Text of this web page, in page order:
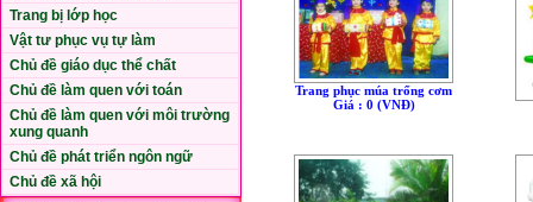
Trang bị lớp học
Vật tư phục vụ tự làm
Chủ đề giáo dục thể chất
Chủ đề làm quen với toán
Chủ đề làm quen với môi trường
xung quanh
Chủ đề phát triển ngôn ngữ
Chủ đề xã hội
Trang phục múa trống cơm
Giá : 0 (VNÐ)